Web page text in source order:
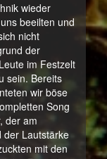
wieder
beeilten und
nicht
der
im Festzelt
sein. Bereits
wir böse
Song
der am
der Lautstärke
mit den